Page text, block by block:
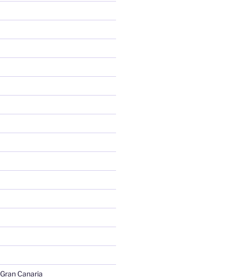
Canaria